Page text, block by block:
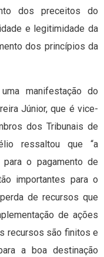
dos preceitos do
e legitimidade da
dos princípios da
manifestação do
Júnior, que é vice-
dos Tribunais de
ressaltou que “a
o pagamento de
importantes para o
de recursos que
de ações
recursos são finitos e
a boa destinação